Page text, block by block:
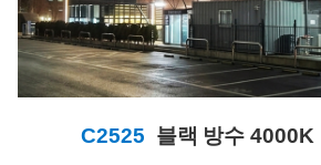
C2525 블랙 방수 4000K